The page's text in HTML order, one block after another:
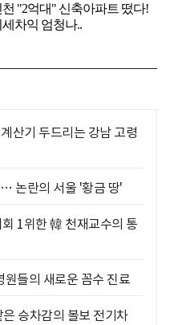
산기 두드리는 강남 고령
논란의 서울 '황금 땅'
1위한 韓 천재교수의 통
들의 새로운 꼼수 진료
승차감의 볼보 전기차